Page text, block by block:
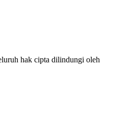
hak cipta dilindungi oleh